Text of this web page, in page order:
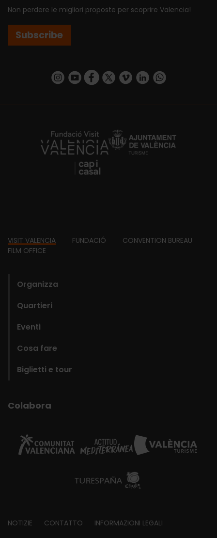
Non perdere le migliori proposte per scoprire Valencia!
Subscribe
https://www.instagram.com/visit_valencia/
https://www.youtube.com/user/
https://www.facebook.com/
https://twitter.com/VisitaValencia
https://vimeo.com/
https://www.linkedin.com/company/turismo-valencia/https://api.whatsapp.com/send/
https://fundacion.visitvalencia.com/
Footer
VISIT VALENCIA FUNDACIÓ
CONVENTION BUREAU
FILM OFFICE
Organizza
Quartieri
Eventi
Cosa fare
Biglietti e tour
Colabora
Footer
NOTIZIE CONTATTO INFORMAZIONI LEGALI